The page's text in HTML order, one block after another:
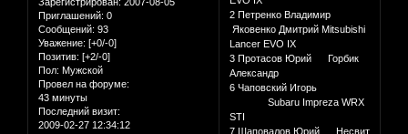
Приглашений: 0
Сообщений: 93
Уважение: [+0/-0]
Позитив: [+2/-0]
Пол: Мужской
Провел на форуме:
43 минуты
Последний визит:
2009-02-27 12:34:12
2 Петренко Владимир
Яковенко Дмитрий Mitsubishi
Lancer EVO IX
3 Протасов Юрий Горбик
Александр
6 Чаповский Игорь
Subaru Impreza WRX
STI
7 Шаповалов Юрий Несвит